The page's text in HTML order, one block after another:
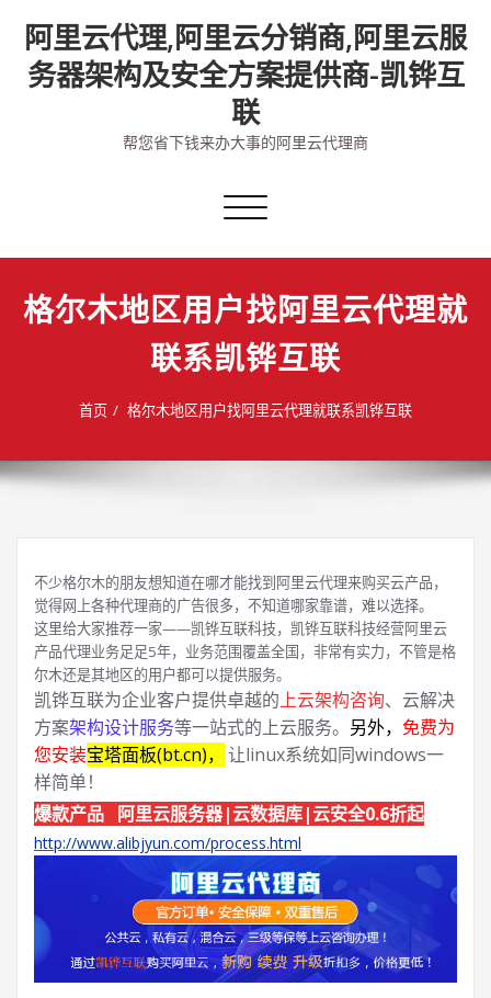
content
阿里云代理,阿里云分销商,阿里云服
务器架构及安全方案提供商-凯铧互
联
帮您省下钱来办大事的阿里云代理商
切
导
格尔木地区用户找阿里云代理就
联系凯铧互联
首页 格尔木地区用户找阿里云代理就联系凯铧互联
不少格尔木的朋友想知道在哪才能找到阿里云代理来购买云产品，
觉得网上各种代理商的广告很多，不知道哪家靠谱，难以选择。
这里给大家推荐一家——凯铧互联科技，凯铧互联科技经营阿里云
产品代理业务足足5年，业务范围覆盖全国，非常有实力，不管是格
尔木还是其地区的用户都可以提供服务。
凯铧互联为企业客户提供卓越的上云架构咨询、云解决
方案架构设计服务等一站式的上云服务。 另外， 免费为
您安装宝塔面板(bt.cn)， 让linux系统如同windows一
样简单！
爆款产品 阿里云服务器|云数据库|云安全0.6折起
http://www.alibjyun.com/process.html